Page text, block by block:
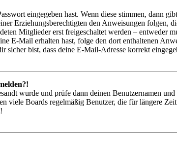
eingegeben hast. Wenn diese stimmen, dann
Erziehungsberechtigten den Anweisungen folgen,
Mitglieder erst freigeschaltet werden – entweder
E-Mail erhalten hast, folge den dort enthaltenen
bist, dass deine E-Mail-Adresse korrekt
wurde und prüfe dann deinen Benutzernamen
viele Boards regelmäßig Benutzer, die für längere